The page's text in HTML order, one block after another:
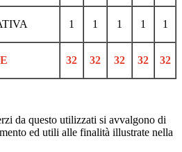
1 1 1 1 1
32 32 32 32 32
da questo utilizzati si avvalgono di
ed utili alle finalità illustrate nella